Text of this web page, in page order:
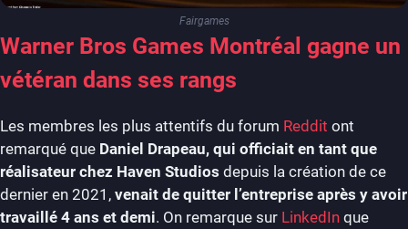
Fairgames
Warner Bros Games Montréal gagne un
vétéran dans ses rangs
Les membres les plus attentifs du forum Reddit ont
remarqué que Daniel Drapeau, qui officiait en tant que
réalisateur chez Haven Studios depuis la création de ce
dernier en 2021, venait de quitter l’entreprise après y avoir
travaillé 4 ans et demi. On remarque sur LinkedIn que